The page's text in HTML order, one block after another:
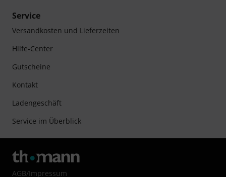
Service
Versandkosten und Lieferzeiten
Hilfe-Center
Gutscheine
Kontakt
Ladengeschäft
Service im Überblick
AGB/Impressum